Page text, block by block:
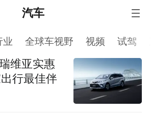
汽车
业 全球车视野 视频 试驾
维亚实惠
行最佳伴